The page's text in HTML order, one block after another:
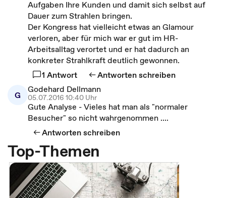
Aufgaben Ihre Kunden und damit sich selbst auf
Dauer zum Strahlen bringen.
Der Kongress hat vielleicht etwas an Glamour
verloren, aber für mich war er gut im HR-
Arbeitsalltag verortet und er hat dadurch an
konkreter Strahlkraft deutlich gewonnen.
1 Antwort
Antworten schreiben
G
Godehard Dellmann
05.07.2016 10:40 Uhr
Gute Analyse - Vieles hat man als "normaler
Besucher" so nicht wahrgenommen ....
Antworten schreiben
Top-Themen